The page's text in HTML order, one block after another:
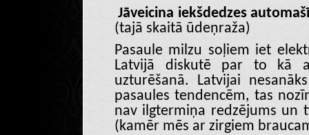
Jāveicina iekšdedzes
(tajā skaitā ūdeņraža)
Pasaule milzu soļiem iet
Latvijā diskutē par to kā
uzturēšanā. Latvijai
pasaules tendencēm, tas
nav ilgtermiņa redzējums un
(kamēr mēs ar zirgiem